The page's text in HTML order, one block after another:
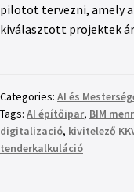
pilotot tervezni, amely
kiválasztott projektek
Categories: AI és
Tags: AI építőipar, BIM
digitalizació, kivitelező
tenderkalkuláció